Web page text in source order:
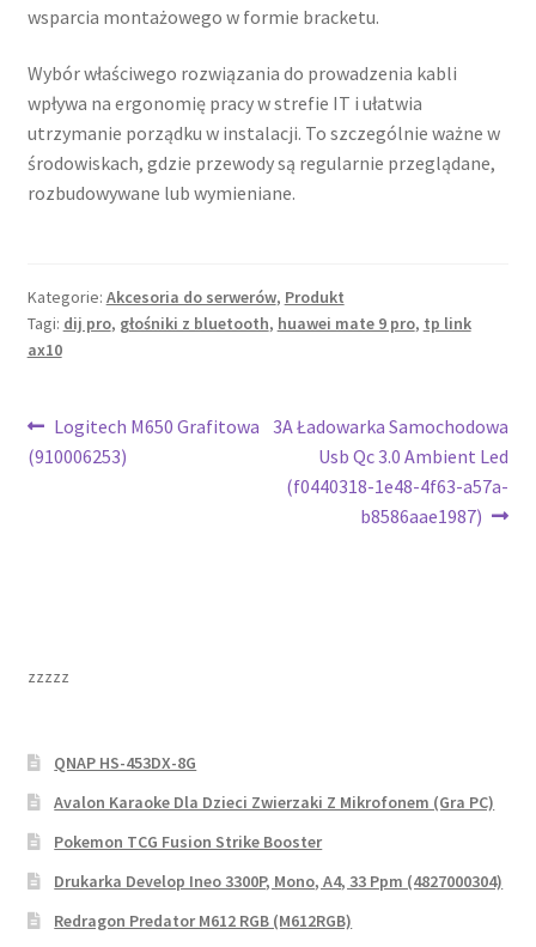
wsparcia montażowego w formie bracketu.
Wybór właściwego rozwiązania do prowadzenia kabli
wpływa na ergonomię pracy w strefie IT i ułatwia
utrzymanie porządku w instalacji. To szczególnie ważne w
środowiskach, gdzie przewody są regularnie przeglądane,
rozbudowywane lub wymieniane.
Kategorie: Akcesoria do serwerów, Produkt
Tagi: dij pro, głośniki z bluetooth, huawei mate 9 pro, tp link
ax10
Nawigacja
wpisu
Poprzedni
wpis:
Logitech M650 Grafitowa
(910006253)
Następny
3A Ładowarka Samochodowa
Usb Qc 3.0 Ambient Led
(f0440318-1e48-4f63-a57a-
b8586aae1987)
zzzzz
QNAP HS-453DX-8G
Avalon Karaoke Dla Dzieci Zwierzaki Z Mikrofonem (Gra PC)
Pokemon TCG Fusion Strike Booster
Drukarka Develop Ineo 3300P, Mono, A4, 33 Ppm (4827000304)
Redragon Predator M612 RGB (M612RGB)